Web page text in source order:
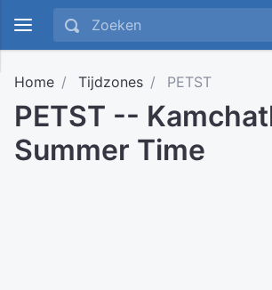
Home Tijdzones PETST
PETST --
Summer Time